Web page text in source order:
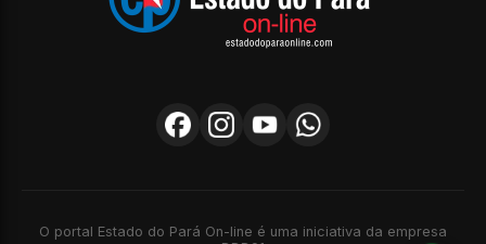
O portal Estado do Pará On-line é uma iniciativa da empresa